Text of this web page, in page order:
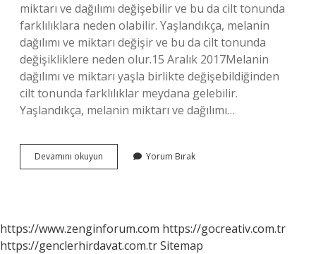
miktarı ve dağılımı değişebilir ve bu da cilt tonunda
farklılıklara neden olabilir. Yaşlandıkça, melanin
dağılımı ve miktarı değişir ve bu da cilt tonunda
değişikliklere neden olur.15 Aralık 2017Melanin
dağılımı ve miktarı yaşla birlikte değişebildiğinden
cilt tonunda farklılıklar meydana gelebilir.
Yaşlandıkça, melanin miktarı ve dağılımı…
Devamını okuyun
Insanın
Yorum Bırak
https://www.zenginforum.com https://gocreativ.com.tr
https://genclerhirdavat.com.trSitemap